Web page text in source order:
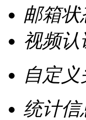
邮箱状
视频认
自定
统计信